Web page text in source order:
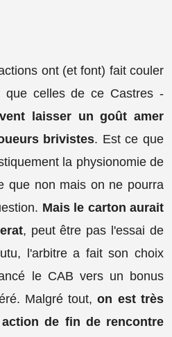
ont (et font) fait couler
que celles de ce Castres -
laisser un goût amer
brivistes. Est ce que
la physionomie de
que non mais on ne pourra
Mais le carton aurait
, peut être pas l'essai de
l'arbitre a fait son choix
le CAB vers un bonus
Malgré tout,on est très
de fin de rencontre